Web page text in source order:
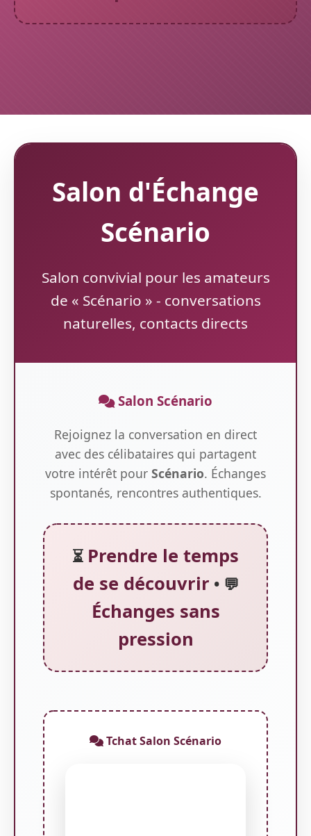
Salon d'Échange
Scénario
Salon convivial pour les amateurs
de « Scénario » - conversations
naturelles, contacts directs
Salon Scénario
Rejoignez la conversation en direct
avec des célibataires qui partagent
votre intérêt pour Scénario. Échanges
spontanés, rencontres authentiques.
⏳ Prendre le temps
de se découvrir • 💬
Échanges sans
pression
Tchat Salon Scénario